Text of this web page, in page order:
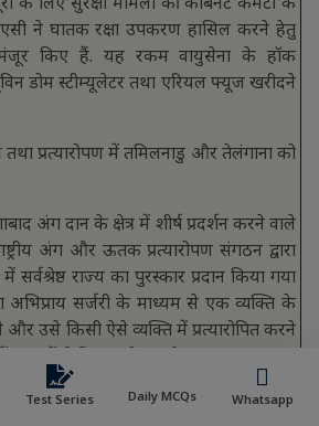
ने घातक रक्षा उपकरण हासिल करने हेतु
किए हैं. यह रकम वायुसेना के हॉक
डोम स्टीम्यूलेटर तथा एरियल फ्यूज खरीदने
तथा प्रत्यारोपण में तमिलनाडु और तेलंगाना को
अंग दान के क्षेत्र में शीर्ष प्रदर्शन करने वाले
अंग और ऊतक प्रत्यारोपण संगठन द्वारा
राज्य का पुरस्कार प्रदान किया गया
अभिप्राय सर्जरी के माध्यम से एक व्यक्ति के
उसे किसी ऐसे व्यक्ति में प्रत्यारोपित करने
कारणों से विफल हो गया है.
Test Series Daily MCQs Whatsapp